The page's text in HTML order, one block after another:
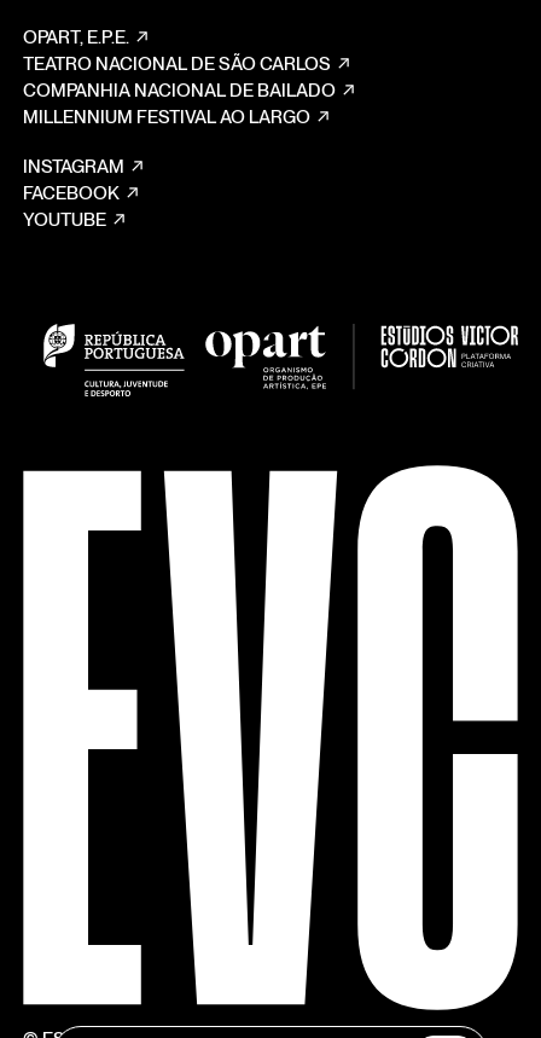
OPART, E.P.E.
TEATRO NACIONAL DE SÃO CARLOS
COMPANHIA NACIONAL DE BAILADO
MILLENNIUM FESTIVAL AO LARGO
INSTAGRAM
FACEBOOK
YOUTUBE